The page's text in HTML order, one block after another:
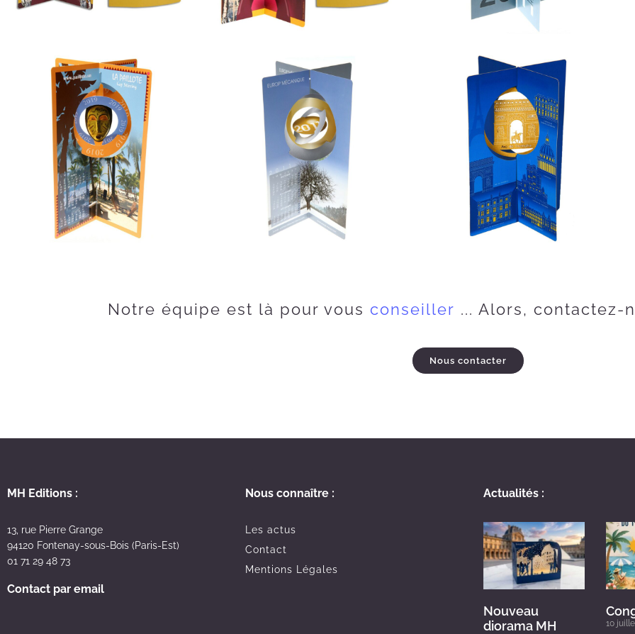
Notre équipe est là pour vous conseiller ... Alors, contactez-
Nous contacter
MH Editions :
13, rue Pierre Grange
94120 Fontenay-sous-Bois (Paris-Est)
01 71 29 48 73
Contact par email
Nous connaître :
Les actus
Contact
Mentions Légales
Actualités :
Nouveau
diorama MH
10